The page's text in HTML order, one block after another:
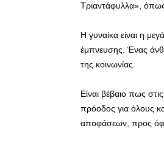
Τριαντάφυλλα», όπως
Η γυναίκα είναι η
έμπνευσης. Ένας
της κοινωνίας.
Είναι βέβαιο πως
πρόοδος για όλους
αποφάσεων, προς